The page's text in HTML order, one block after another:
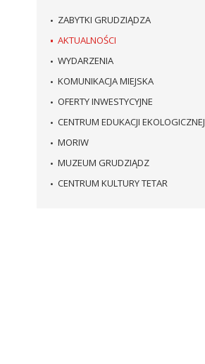
ZABYTKI GRUDZIĄDZA
AKTUALNOŚCI
WYDARZENIA
KOMUNIKACJA MIEJSKA
OFERTY INWESTYCYJNE
CENTRUM EDUKACJI EKOLOGICZNEJ
MORIW
MUZEUM GRUDZIĄDZ
CENTRUM KULTURY TETAR